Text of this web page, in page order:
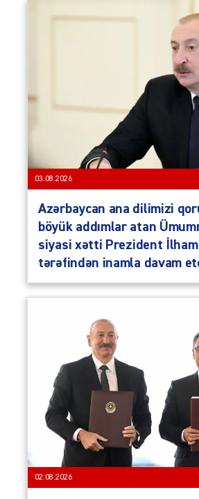
03.08.2026
Azərbaycan ana dilimizi
böyük addımlar atan
siyasi xətti Prezident
tərəfindən inamla davam
02.08.2026